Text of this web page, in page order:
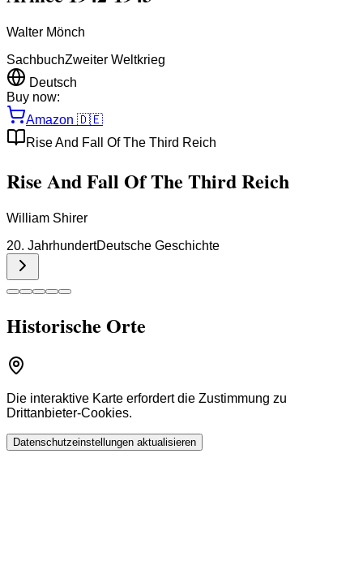
Walter Mönch
SachbuchZweiter Weltkrieg
Deutsch
Buy now:
Amazon 🇩🇪
Rise And Fall Of The Third Reich
Rise And Fall Of The Third Reich
William Shirer
20. JahrhundertDeutsche Geschichte
Historische Orte
Die interaktive Karte erfordert die Zustimmung zu
Drittanbieter-Cookies.
Datenschutzeinstellungen aktualisieren